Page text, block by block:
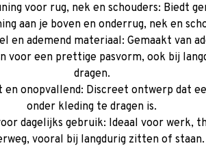
voor rug, nek en schouders: Biedt
aan je boven en onderrug, nek en
en ademend materiaal: Gemaakt van
voor een prettige pasvorm, ook bij
dragen.
en onopvallend: Discreet ontwerp dat
onder kleding te dragen is.
dagelijks gebruik: Ideaal voor werk,
vooral bij langdurig zitten of staan.